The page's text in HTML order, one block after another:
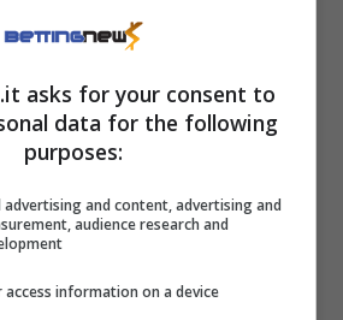
che, ai suoi occhi, sarebbe
fin troppo indulgente
numero 1 italiano.
usa Alcaraz per
asks for your consent to
data for the following
purposes:
advertising and content, advertising and
audience research and
information on a device